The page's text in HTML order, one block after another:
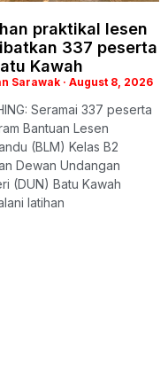
praktikal lesen
337 peserta
Kawah
Sarawak August 8, 2026
Seramai 337 peserta
Bantuan Lesen
(BLM) Kelas B2
Dewan Undangan
(DUN) Batu Kawah
latihan